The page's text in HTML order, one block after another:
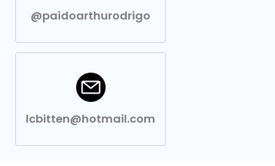
@paidoarthurodrigo
lcbitten@hotmail.com